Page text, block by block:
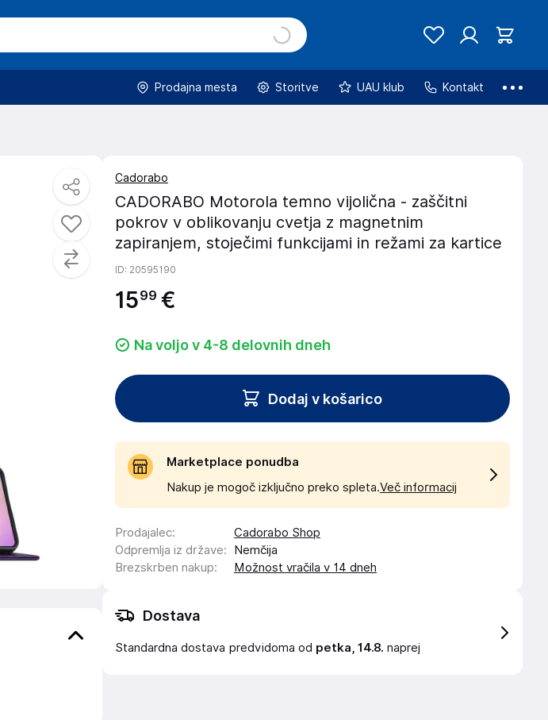
Prodajna mesta Storitve UAU klub Kontakt
Cadorabo
CADORABO Motorola temno vijolična - zaščitni
pokrov v oblikovanju cvetja z magnetnim
zapiranjem, stoječimi funkcijami in režami za kartice
ID: 20595190
1599 €
Na voljo v 4-8 delovnih dneh
Dodaj v košarico
Marketplace ponudba
Nakup je mogoč izključno preko spleta.Več informacij
Prodajalec:
Cadorabo Shop
Odpremlja iz države:
Nemčija
Brezskrben nakup: Možnost vračila v 14 dneh
Dostava
Standardna dostava predvidoma od petka, 14.8. naprej